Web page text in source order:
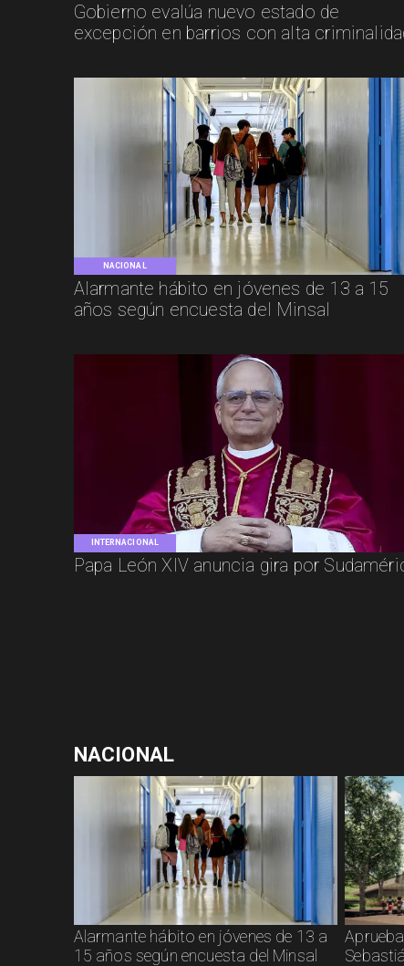
Gobierno evalúa nuevo estado de
excepción en barrios con alta
NACIONAL
Alarmante hábito en jóvenes de 13 a 15
años según encuesta del Minsal
INTERNACIONAL
Papa León XIV anuncia gira por
NACIONAL
Alarmante hábito en jóvenes de 13 a
15 años según encuesta del Minsal